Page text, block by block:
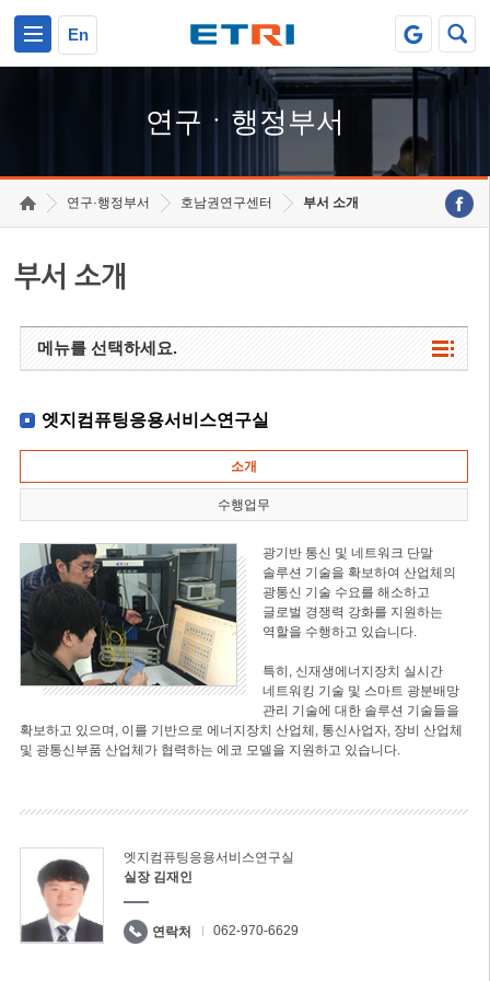
En
연구ㆍ행정부서
연구·행정부서 호남권연구센터 부서 소개
부서 소개
메뉴를 선택하세요.
엣지컴퓨팅응용서비스연구실
소개
수행업무
광기반 통신 및 네트워크 단말
솔루션 기술을 확보하여 산업체의
광통신 기술 수요를 해소하고
글로벌 경쟁력 강화를 지원하는
역할을 수행하고 있습니다.
특히, 신재생에너지장치 실시간
네트워킹 기술 및 스마트 광분배망
관리 기술에 대한 솔루션 기술들을
확보하고 있으며, 이를 기반으로 에너지장치 산업체, 통신사업자, 장비 산업체
및 광통신부품 산업체가 협력하는 에코 모델을 지원하고 있습니다.
엣지컴퓨팅응용서비스연구실
실장 김재인
연락처 062-970-6629